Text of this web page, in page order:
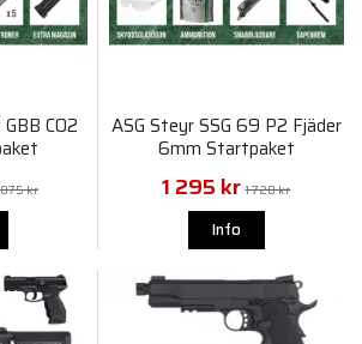
CO2
kr
ASG Steyr SSG 69 P2 Fjäder
6mm Startpaket
1 295 kr 1 720 kr
Info